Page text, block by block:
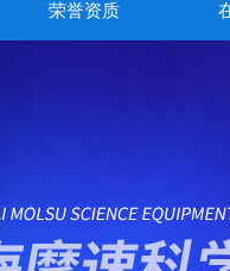
荣誉资质